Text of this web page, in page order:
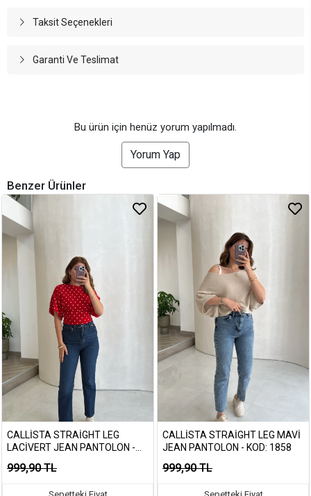
Taksit Seçenekleri
Garanti Ve Teslimat
Bu ürün için henüz yorum yapılmadı.
Yorum Yap
Benzer Ürünler
CALLISTA STRAIGHT LEG
LACIVERT JEAN PANTOLON -
999,90 TL
CALLISTA STRAIGHT LEG MAVI
JEAN PANTOLON - KOD: 1858
999,90 TL